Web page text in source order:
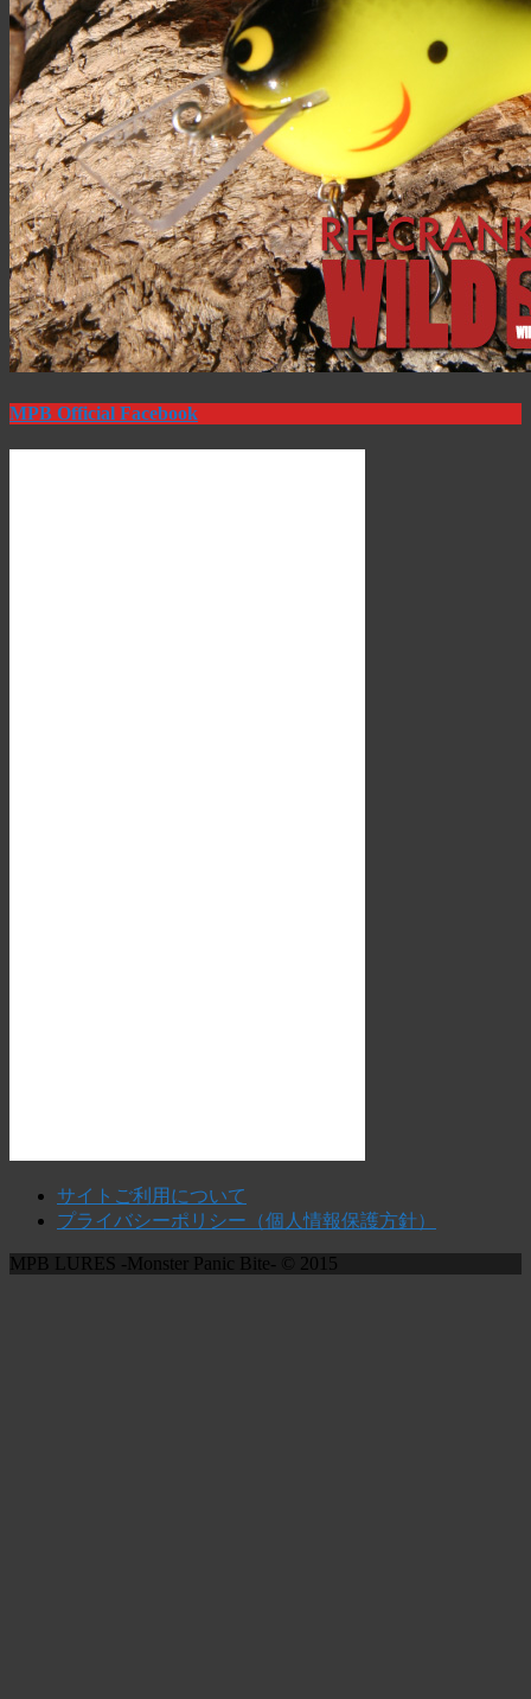
MPB Official Facebook
サイトご利用について
プライバシーポリシー（個人情報保護方針）
MPB LURES -Monster Panic Bite- © 2015